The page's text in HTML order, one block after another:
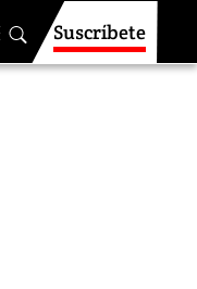
Suscríbete